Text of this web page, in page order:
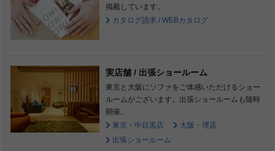
掲載しています。
カタログ請求 / WEBカタログ
実店舗 / 出張ショールーム
東京と大阪にソファをご体感いただけるショー
ルームがございます。出張ショールームも随時
開催。
東京・中目黒店
大阪・堺店
出張ショールーム